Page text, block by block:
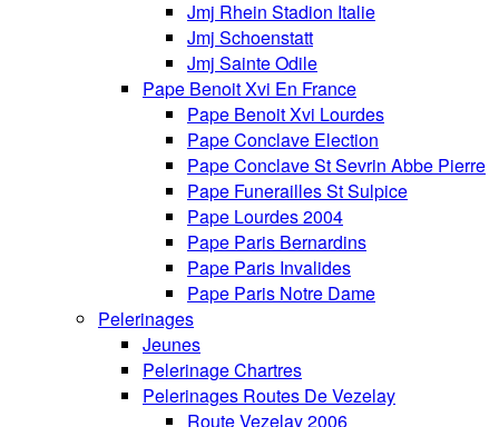
Jmj Rhein Stadion Italie
Jmj Schoenstatt
Jmj Sainte Odile
Pape Benoit Xvi En France
Pape Benoit Xvi Lourdes
Pape Conclave Election
Pape Conclave St Sevrin Abbe Pierre
Pape Funerailles St Sulpice
Pape Lourdes 2004
Pape Paris Bernardins
Pape Paris Invalides
Pape Paris Notre Dame
Pelerinages
Jeunes
Pelerinage Chartres
Pelerinages Routes De Vezelay
Route Vezelay 2006